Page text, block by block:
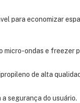
para economizar
micro-ondas e freezer
de alta
a segurança do usuário.